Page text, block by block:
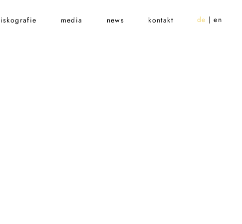
media news kontakt de en